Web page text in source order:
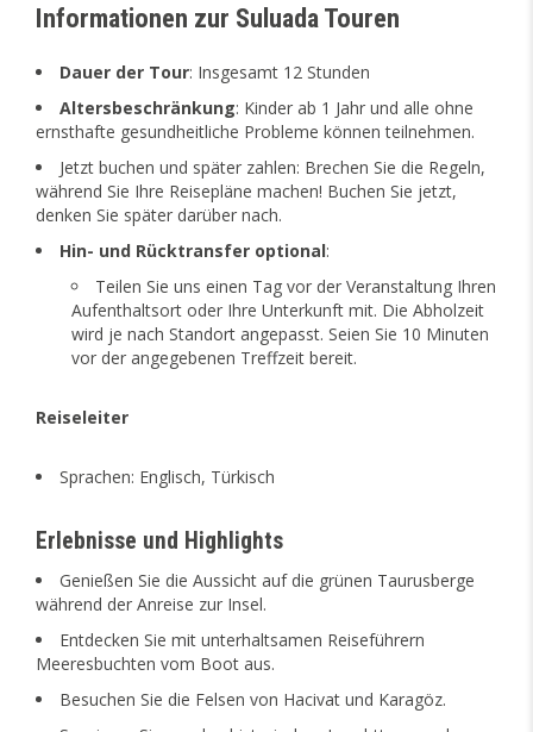
Informationen zur Suluada Touren
Dauer der Tour: Insgesamt 12 Stunden
Altersbeschränkung: Kinder ab 1 Jahr und alle ohne
ernsthafte gesundheitliche Probleme können teilnehmen.
Jetzt buchen und später zahlen: Brechen Sie die Regeln,
während Sie Ihre Reisepläne machen! Buchen Sie jetzt,
denken Sie später darüber nach.
Hin- und Rücktransfer optional:
Teilen Sie uns einen Tag vor der Veranstaltung Ihren
Aufenthaltsort oder Ihre Unterkunft mit. Die Abholzeit
wird je nach Standort angepasst. Seien Sie 10 Minuten
vor der angegebenen Treffzeit bereit.
Reiseleiter
Sprachen: Englisch, Türkisch
Erlebnisse und Highlights
Genießen Sie die Aussicht auf die grünen Taurusberge
während der Anreise zur Insel.
Entdecken Sie mit unterhaltsamen Reiseführern
Meeresbuchten vom Boot aus.
Besuchen Sie die Felsen von Hacivat und Karagöz.